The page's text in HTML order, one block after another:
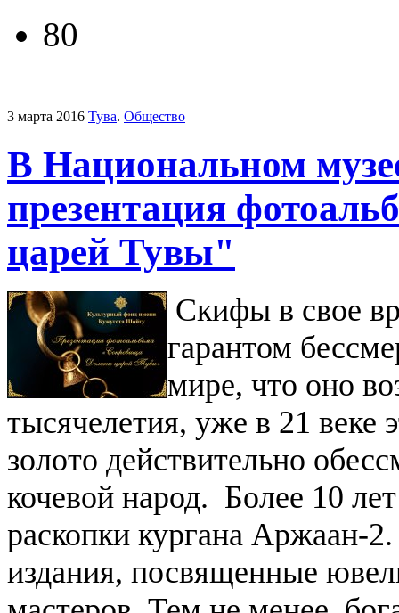
80
3 марта 2016 Тува. Общество
В Национальном
презентация
царей Тувы"
Скифы в свое
гарантом
мире, что оно
тысячелетия, уже в 21 веке
золото действительно
кочевой народ. Более 10
раскопки кургана Аржаан-
издания, посвященные